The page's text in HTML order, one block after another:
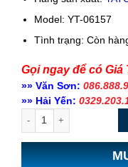
Model: YT-06157
Tình trạng: Còn
Gọi ngay để có Giá
»» Văn Sơn:
»» Hải Yến: